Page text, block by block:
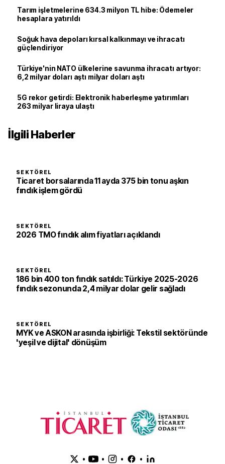
Tarım işletmelerine 634.3 milyon TL hibe: Ödemeler
hesaplara yatırıldı
Soğuk hava depoları kırsal kalkınmayı ve ihracatı
güçlendiriyor
Türkiye'nin NATO ülkelerine savunma ihracatı artıyor:
6,2 milyar doları aştı milyar doları aştı
5G rekor getirdi: Elektronik haberleşme yatırımları
263 milyar liraya ulaştı
İlgili Haberler
SEKTÖREL
Ticaret borsalarında 11 ayda 375 bin tonu aşkın
fındık işlem gördü
SEKTÖREL
2026 TMO fındık alım fiyatları açıklandı
SEKTÖREL
186 bin 400 ton fındık satıldı: Türkiye 2025-2026
fındık sezonunda 2,4 milyar dolar gelir sağladı
SEKTÖREL
MYK ve ASKON arasında işbirliği: Tekstil sektöründe
'yeşil ve dijital' dönüşüm
• • • •